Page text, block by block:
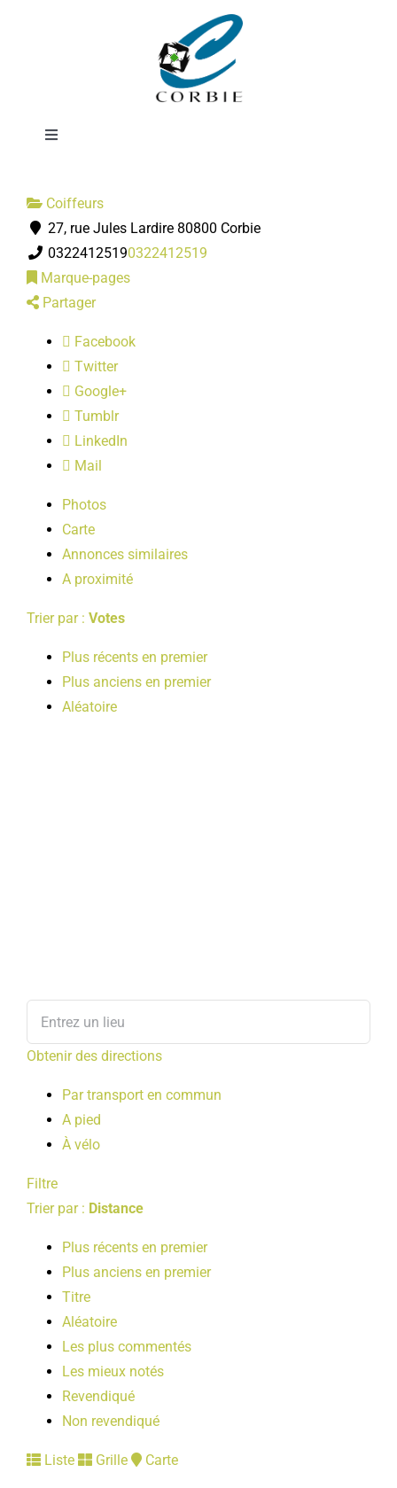
Toggle
DÉMARCHES ADMINISTRATIVES
SERVICES MUNICIPAUX
PRATIQUE
LOISIRS
PUBLICATIONS
Studio 22
Femmes
Coiffeurs
27, rue Jules Lardire 80800 Corbie
03224125190322412519
Marque-pages
Partager
Facebook
Twitter
Google+
Tumblr
LinkedIn
Mail
Photos
Carte
Annonces similaires
A proximité
Trier par : Votes
Plus récents en premier
Plus anciens en premier
Aléatoire
Obtenir des directions
Par transport en commun
A pied
À vélo
Filtre
Trier par : Distance
Plus récents en premier
Plus anciens en premier
Titre
Aléatoire
Les plus commentés
Les mieux notés
Revendiqué
Non revendiqué
Liste Grille Carte